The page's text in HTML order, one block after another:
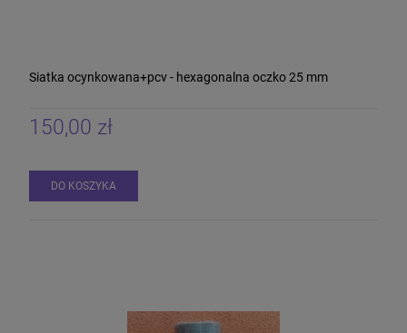
Siatka ocynkowana+pcv - hexagonalna oczko 25 mm
150,00 zł
DO KOSZYKA